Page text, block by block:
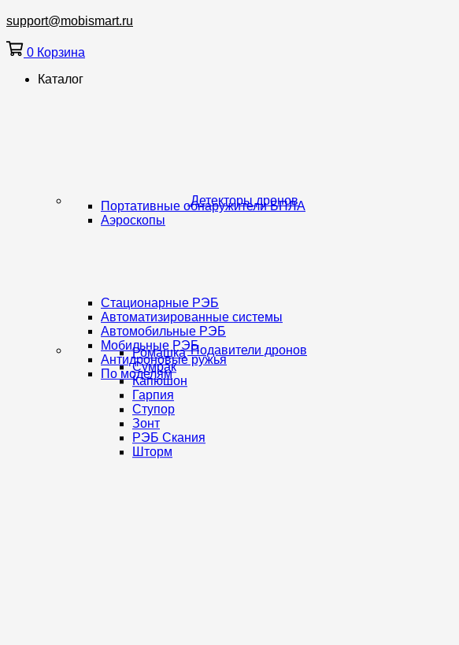
support@mobismart.ru
0 Корзина
Каталог
Детекторы дронов
Портативные обнаружители БПЛА
Аэроскопы
Подавители дронов
Стационарные РЭБ
Автоматизированные системы
Автомобильные РЭБ
Мобильные РЭБ
Антидроновые ружья
По моделям
Ромашка
Сумрак
Капюшон
Гарпия
Ступор
Зонт
РЭБ Скания
Шторм